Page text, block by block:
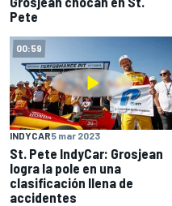
Pete
00:59
INDYCAR5 mar 2023
St. Pete IndyCar: Grosjean
logra la pole en una
clasificación llena de
accidentes